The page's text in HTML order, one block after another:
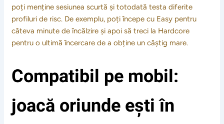
poți menține sesiunea scurtă și totodată testa diferite
profiluri de risc. De exemplu, poți începe cu Easy pentru
câteva minute de încălzire și apoi să treci la Hardcore
pentru o ultimă încercare de a obține un câștig mare.
Compatibil pe mobil:
joacă oriunde ești în